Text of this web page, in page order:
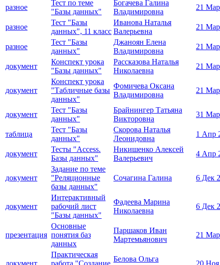
разное
Тест по теме
"Базы данных"
Богачева Галина
Владимировна
21
разное
Тест "Базы
данных", 11 класс
Иванова Наталья
Валерьевна
21
разное
Тест "Базы
данных"
Джаноян Елена
Владимировна
21
документ
Конспект урока
"Базы данных"
Рассказова Наталья
Николаевна
21
документ
Конспект урока
"Табличные базы
данных"
Фомичева Оксана
Владимировна
21
документ
Тест "Базы
данных"
Брайнингер Татьяна
Викторовна
31
таблица
Тест "Базы
данных"
Скорова Наталья
Леонидовна
1 Апр
документ
Тесты "Access.
Базы данных"
Никишенко Алексей
Валерьевич
4 Апр
документ
Задание по теме
"Реляционные
базы данных"
Сочагина Галина 6 Дек
документ
Интерактивный
рабочий лист
"Базы данных"
Фадеева Марина
Николаевна
6 Дек
презентация
Основные
понятия баз
данных
Паршаков Иван
Мартемьянович
21
Практическая
Белова Ольга